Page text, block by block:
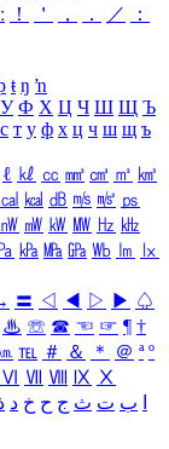
ː ！ ＇ ， ． ／
：
ŧ ŋ ŉ
У Ф Х Ц Ч Ш Щ Ъ
с т у ф х ц ч ш щ ъ
ℓ ㎘ ㏄ ㎣ ㎤ ㎥ ㎦
㎈ ㎉ ㏈ ㎧ ㎨ ㎰
㎻ ㎽ ㎾ ㎿ ㎐ ㎑
㎩ ㎪ ㎫ ㎬ ㏝ ㏐
㏓
〓 ◁ ◀ ▷ ▶ ♤
♨ ☏ ☎ ☜ ☞ ¶ †
℡ ＃ ＆ ＊ ＠ ª º
Ⅵ Ⅶ Ⅷ Ⅸ Ⅹ
ب ت ث ج ح خ د